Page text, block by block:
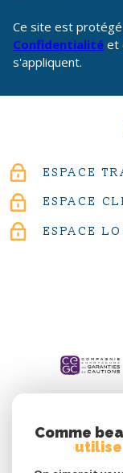
Ce site est protégé
Confidentialité et
s'appliquent.
ESPACE
ESPACE
ESPACE
Comme